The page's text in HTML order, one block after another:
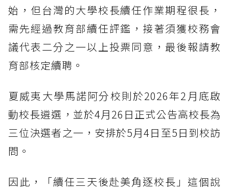
始，但台灣的大學校長續任作業期程很長，
需先經過教育部續任評鑑，接著須獲校務會
議代表二分之一以上投票同意，最後報請教
育部核定續聘。
夏威夷大學馬諾阿分校則於2026年2月底啟
動校長遴選，並於4月26日正式公告高校長為
三位決選者之一，安排於5月4日至5日到校訪
問。
因此，「續任三天後赴美角逐校長」這個說